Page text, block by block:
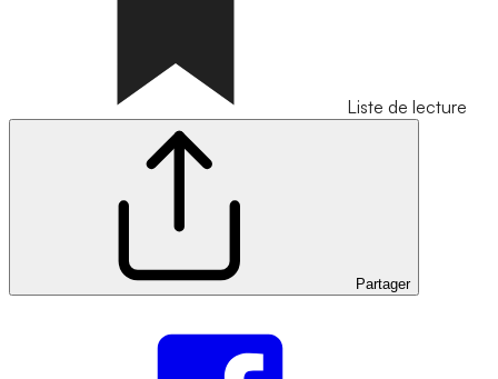
Liste de lecture
Partager